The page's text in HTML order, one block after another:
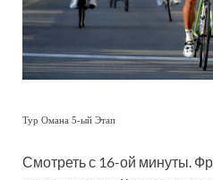
Тур Омана 5-ый Этап
Смотреть с 16-ой минуты.